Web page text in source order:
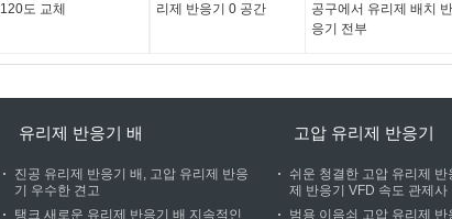
120도 교체
리제 반응기 0 공간
공구에서 유리제 배치 반
응기 전부
유리제 반응기 배
진공 유리제 반응기 배, 고압 유리제 반응
기 우수한 견고
탱크 새로운 유리제 반응기 배 지속적인
고압 유리제 반응기
쉬운 청결한 고압 유리제 반
제 반응기 VFD 속도 관제사
범용 이음쇠 고압 유리제